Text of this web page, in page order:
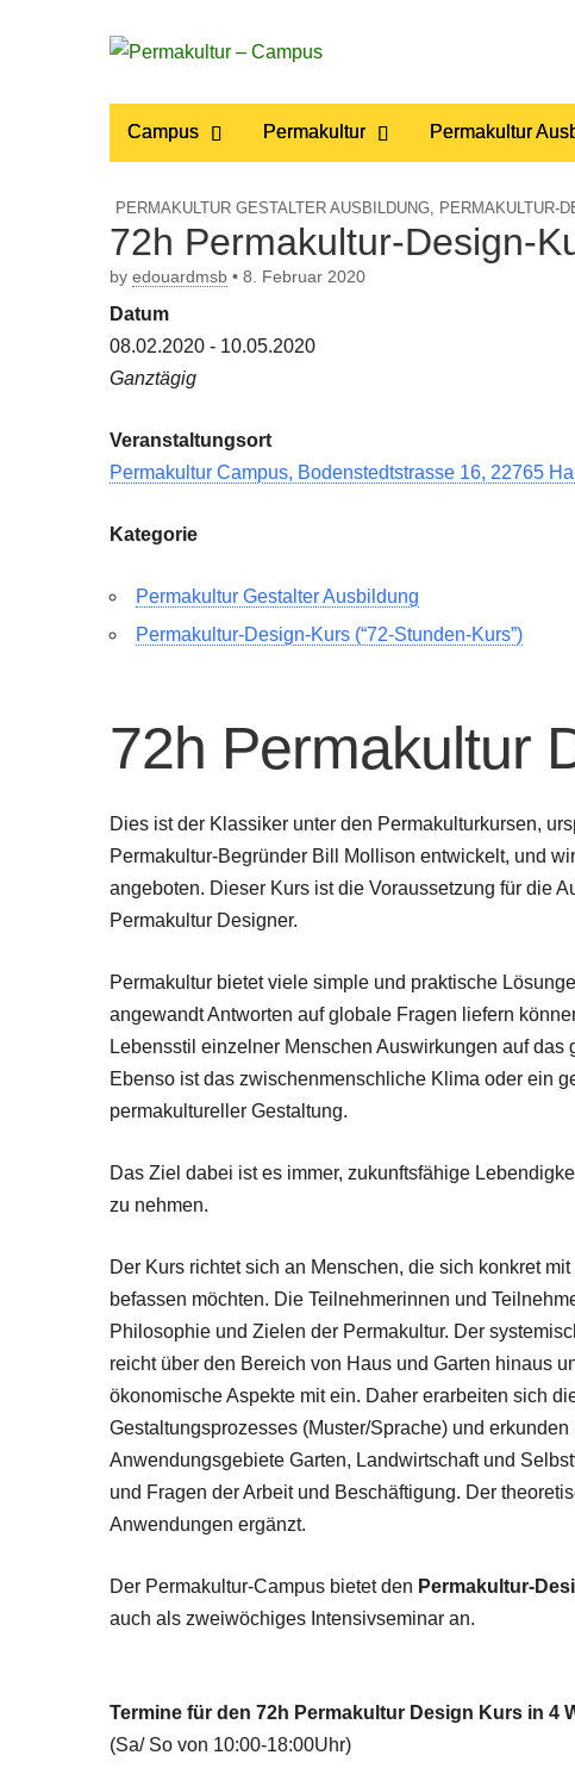
Permakultur
– Campus
Main
menu
Campus Permakultur Permakultur
PERMAKULTUR GESTALTER AUSBILDUNG, PERMAKULTUR-
72h Permakultur-Design-
by edouardmsb • 8. Februar 2020
Datum
08.02.2020 - 10.05.2020
Ganztägig
Veranstaltungsort
Permakultur Campus, Bodenstedtstrasse 16, 22765
Kategorie
Permakultur Gestalter Ausbildung
Permakultur-Design-Kurs (“72-Stunden-Kurs”)
72h Permakultur
Dies ist der Klassiker unter den Permakulturkursen,
Permakultur-Begründer Bill Mollison entwickelt, und
angeboten. Dieser Kurs ist die Voraussetzung für die
Permakultur Designer.
Permakultur bietet viele simple und praktische
angewandt Antworten auf globale Fragen liefern
Lebensstil einzelner Menschen Auswirkungen auf das
Ebenso ist das zwischenmenschliche Klima oder ein
permakultureller Gestaltung.
Das Ziel dabei ist es immer, zukunftsfähige
zu nehmen.
Der Kurs richtet sich an Menschen, die sich konkret
befassen möchten. Die Teilnehmerinnen und
Philosophie und Zielen der Permakultur. Der
reicht über den Bereich von Haus und Garten hinaus
ökonomische Aspekte mit ein. Daher erarbeiten sich
Gestaltungsprozesses (Muster/Sprache) und
Anwendungsgebiete Garten, Landwirtschaft und
und Fragen der Arbeit und Beschäftigung. Der
Anwendungen ergänzt.
Der Permakultur-Campus bietet den Permakultur-
auch als zweiwöchiges Intensivseminar an.
Termine für den 72h Permakultur Design Kurs in 4
(Sa/ So von 10:00-18:00Uhr)